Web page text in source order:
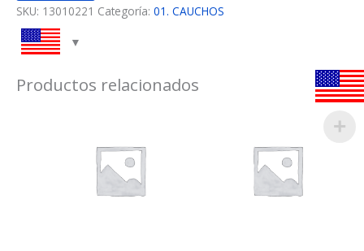
SKU: 13010221 Categoría: 01. CAUCHOS
Productos relacionados